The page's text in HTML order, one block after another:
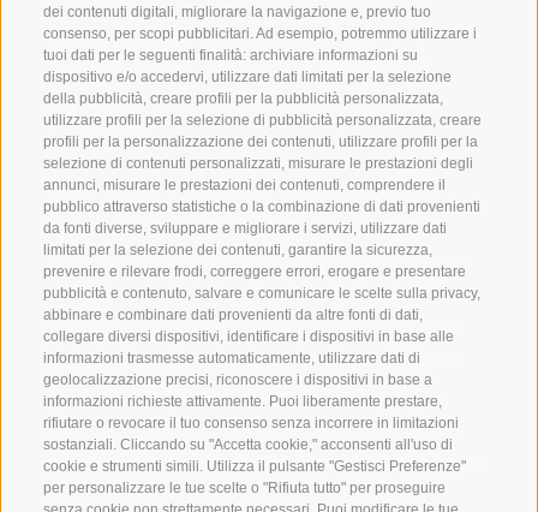
dei contenuti digitali, migliorare la navigazione e, previo tuo
consenso, per scopi pubblicitari. Ad esempio, potremmo utilizzare i
tuoi dati per le seguenti finalità: archiviare informazioni su
dispositivo e/o accedervi, utilizzare dati limitati per la selezione
della pubblicità, creare profili per la pubblicità personalizzata,
utilizzare profili per la selezione di pubblicità personalizzata, creare
profili per la personalizzazione dei contenuti, utilizzare profili per la
selezione di contenuti personalizzati, misurare le prestazioni degli
annunci, misurare le prestazioni dei contenuti, comprendere il
pubblico attraverso statistiche o la combinazione di dati provenienti
da fonti diverse, sviluppare e migliorare i servizi, utilizzare dati
limitati per la selezione dei contenuti, garantire la sicurezza,
prevenire e rilevare frodi, correggere errori, erogare e presentare
pubblicità e contenuto, salvare e comunicare le scelte sulla privacy,
abbinare e combinare dati provenienti da altre fonti di dati,
collegare diversi dispositivi, identificare i dispositivi in base alle
informazioni trasmesse automaticamente, utilizzare dati di
geolocalizzazione precisi, riconoscere i dispositivi in base a
informazioni richieste attivamente. Puoi liberamente prestare,
rifiutare o revocare il tuo consenso senza incorrere in limitazioni
sostanziali. Cliccando su "Accetta cookie," acconsenti all'uso di
cookie e strumenti simili. Utilizza il pulsante "Gestisci Preferenze"
per personalizzare le tue scelte o "Rifiuta tutto" per proseguire
ACCESSO DIRETTO ALLA
PISTA
Amate fare i vostri giri in tutta comodità e
raggiungere le piste di sci di fondo a piedi in
pochi passi? Il nostro maso a Villabassa si trova
direttamente sul circuito di Hirbenfeld di 1 km,
ideale per fare i primi passi sugli sci di fondo o
per un veloce allenamento. Anche la partenza
della pista della maratona della Val Pusteria
dista solo 1 km dalla nostra casa. Le condizioni
perfette per lo sci di fondo permettono di sciare
fino a Dobbiaco e fino alla Valle di Landro, a